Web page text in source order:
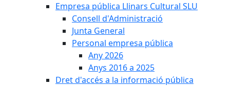
Empresa pública Llinars Cultural SLU
Consell d'Administració
Junta General
Personal empresa pública
Any 2026
Anys 2016 a 2025
Dret d'accés a la informació pública